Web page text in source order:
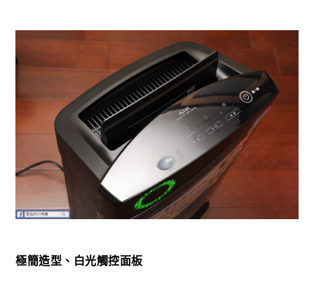
極簡造型、白光觸控面板